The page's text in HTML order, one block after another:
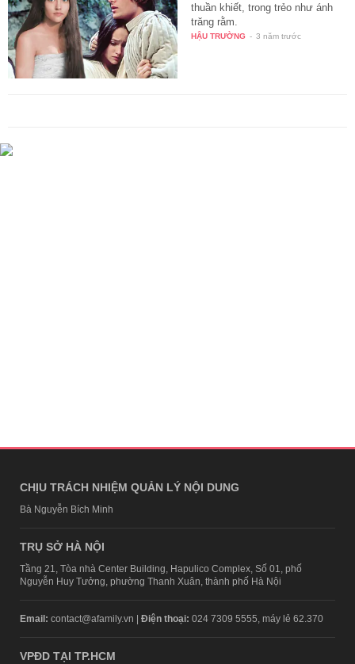
thuần khiết, trong trẻo như ánh
trăng rằm.
HẬU TRƯỜNG - 3 năm trước
CHỊU TRÁCH NHIỆM QUẢN LÝ NỘI DUNG
Bà Nguyễn Bích Minh
TRỤ SỞ HÀ NỘI
Tầng 21, Tòa nhà Center Building, Hapulico Complex, Số 01, phố
Nguyễn Huy Tưởng, phường Thanh Xuân, thành phố Hà Nội
Email: contact@afamily.vn | Điện thoại: 024 7309 5555, máy lẻ 62.370
VPĐD TẠI TP.HCM